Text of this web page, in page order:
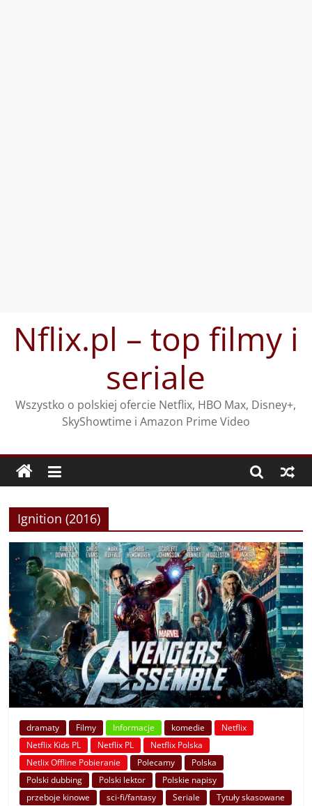
treściNflix.pl – top filmy i
seriale
Wszystko o polskiej ofercie Netflix, HBO Max, Disney+,
SkyShowtime i Amazon Prime Video
Ignition (2016)
dramaty Filmy Informacje komedie
Netflix
Netflix Kids PL
Netflix PL
Netflix Polska
Netlix Offline Pobieranie
Polecamy
Polska
Polski dubbing
Polski lektor
Polskie napisy
przeboje kinowe
sci-fi/fantasy Seriale
Tytuły skasowane